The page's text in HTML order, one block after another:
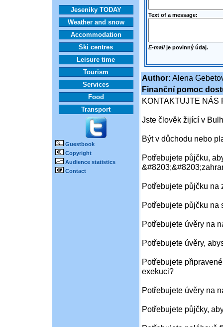
Jeseniky TODAY
Weather and snow
Accommodation
Ski centres
Leisure time
Tourism
Services
Food
Transport
Guestbook
Copyright
Audience statistics
Contact
Text of a message:
E-mailje povinný údaj.
Author: Alena
Finanční pomoc
KONTAKTUJTE NÁS
Jste člověk žijící v
Být v důchodu nebo
Potřebujete půjčku,
Potřebujete půjčku na
Potřebujete půjčku na
Potřebujete úvěry na
Potřebujete úvěry,
Potřebujete
exekuci?
Potřebujete úvěry na
Potřebujete půjčky,